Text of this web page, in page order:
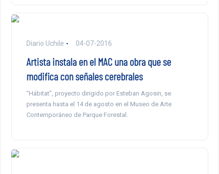
Diario Uchile 04-07-2016
Artista instala en el MAC una obra que se
modifica con señales cerebrales
“Hábitat”, proyecto dirigido por Esteban Agosin, se
presenta hasta el 14 de agosto en el Museo de Arte
Contemporáneo de Parque Forestal.